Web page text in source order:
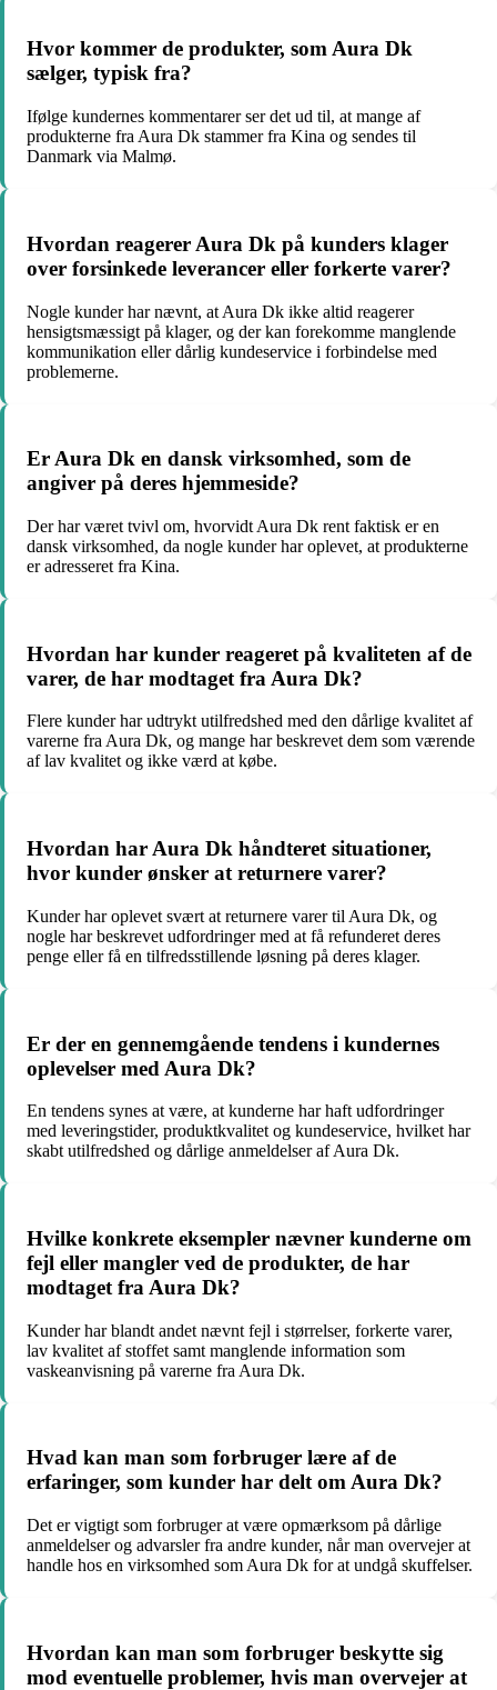
Hvor kommer de produkter, som Aura Dk
sælger, typisk fra?
Ifølge kundernes kommentarer ser det ud til, at mange af
produkterne fra Aura Dk stammer fra Kina og sendes til
Danmark via Malmø.
Hvordan reagerer Aura Dk på kunders klager
over forsinkede leverancer eller forkerte varer?
Nogle kunder har nævnt, at Aura Dk ikke altid reagerer
hensigtsmæssigt på klager, og der kan forekomme manglende
kommunikation eller dårlig kundeservice i forbindelse med
problemerne.
Er Aura Dk en dansk virksomhed, som de
angiver på deres hjemmeside?
Der har været tvivl om, hvorvidt Aura Dk rent faktisk er en
dansk virksomhed, da nogle kunder har oplevet, at produkterne
er adresseret fra Kina.
Hvordan har kunder reageret på kvaliteten af de
varer, de har modtaget fra Aura Dk?
Flere kunder har udtrykt utilfredshed med den dårlige kvalitet af
varerne fra Aura Dk, og mange har beskrevet dem som værende
af lav kvalitet og ikke værd at købe.
Hvordan har Aura Dk håndteret situationer,
hvor kunder ønsker at returnere varer?
Kunder har oplevet svært at returnere varer til Aura Dk, og
nogle har beskrevet udfordringer med at få refunderet deres
penge eller få en tilfredsstillende løsning på deres klager.
Er der en gennemgående tendens i kundernes
oplevelser med Aura Dk?
En tendens synes at være, at kunderne har haft udfordringer
med leveringstider, produktkvalitet og kundeservice, hvilket har
skabt utilfredshed og dårlige anmeldelser af Aura Dk.
Hvilke konkrete eksempler nævner kunderne om
fejl eller mangler ved de produkter, de har
modtaget fra Aura Dk?
Kunder har blandt andet nævnt fejl i størrelser, forkerte varer,
lav kvalitet af stoffet samt manglende information som
vaskeanvisning på varerne fra Aura Dk.
Hvad kan man som forbruger lære af de
erfaringer, som kunder har delt om Aura Dk?
Det er vigtigt som forbruger at være opmærksom på dårlige
anmeldelser og advarsler fra andre kunder, når man overvejer at
handle hos en virksomhed som Aura Dk for at undgå skuffelser.
Hvordan kan man som forbruger beskytte sig
mod eventuelle problemer, hvis man overvejer at